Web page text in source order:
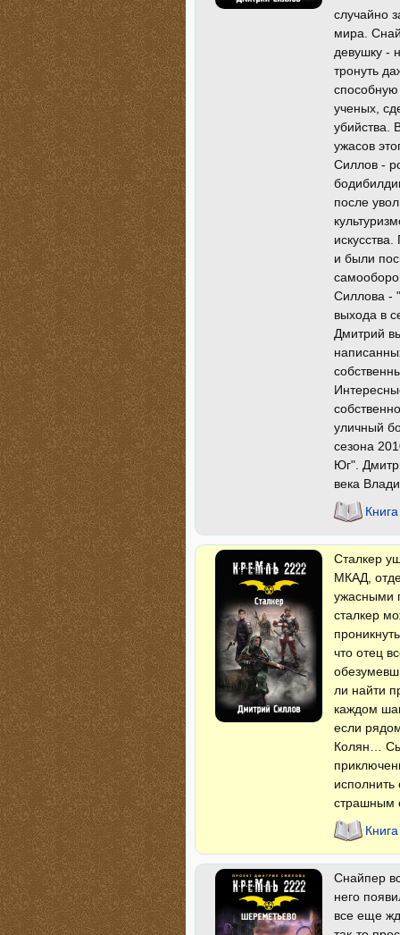
случайно
мира.
девушку -
тронуть
ученых,
убийства.
ужасов
Силлов -
после
и были
Силлова -
выхода в
Дмитрий
уличный
сезона
Юг".
века
Сталкер
МКАД,
ужасными
сталкер
что отец
ли найти
каждом
если
Колян…
страшным
Снайпер
него
все еще